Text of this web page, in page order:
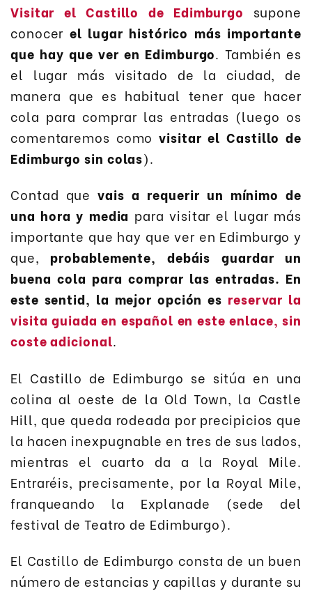
Visitar el Castillo de Edimburgo supone
conocer el lugar histórico más importante
que hay que ver en Edimburgo. También es
el lugar más visitado de la ciudad, de
manera que es habitual tener que hacer
cola para comprar las entradas (luego os
comentaremos comovisitar el Castillo de
Edimburgo sin colas).
Contad quevais a requerir un mínimo de
una hora y media para visitar el lugar más
importante que hay que ver en Edimburgo y
que, probablemente, debáis guardar un
buena cola para comprar las entradas. En
este sentid, la mejor opción es reservar la
visita guiada en español en este enlace, sin
coste adicional.
El Castillo de Edimburgo se sitúa en una
colina al oeste de la Old Town, la Castle
Hill, que queda rodeada por precipicios que
la hacen inexpugnable en tres de sus lados,
mientras el cuarto da a la Royal Mile.
Entraréis, precisamente, por la Royal Mile,
franqueando la Explanade (sede del
festival de Teatro de Edimburgo).
El Castillo de Edimburgo consta de un buen
número de estancias y capillas y durante su